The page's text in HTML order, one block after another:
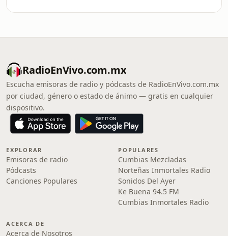
RadioEnVivo.com.mx
Escucha emisoras de radio y pódcasts de RadioEnVivo.com.mx
por ciudad, género o estado de ánimo — gratis en cualquier
dispositivo.
EXPLORAR
Emisoras de radio
Pódcasts
Canciones Populares
POPULARES
Cumbias Mezcladas
Norteñas Inmortales Radio
Sonidos Del Ayer
Ke Buena 94.5 FM
Cumbias Inmortales Radio
ACERCA DE
Acerca de Nosotros